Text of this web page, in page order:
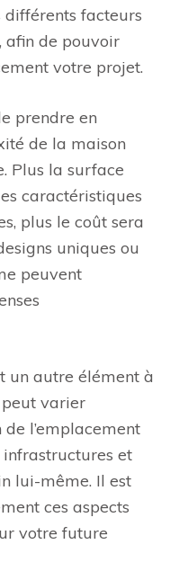
facteurs
afin de pouvoir
votre projet.
prendre en
de la maison
Plus la surface
caractéristiques
plus le coût sera
uniques ou
peuvent
un autre élément à
varier
l’emplacement
infrastructures et
lui-même. Il est
ces aspects
votre future